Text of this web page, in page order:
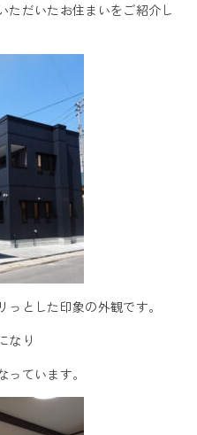
ただいたお住まいをご紹介し
とした印象の外観です。
なり
ています。